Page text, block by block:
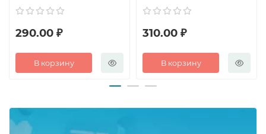
290.00 ₽
В корзину
310.00 ₽
В корзину